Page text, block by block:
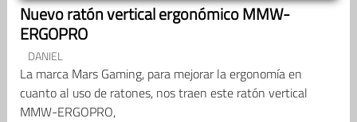
Nuevo ratón vertical ergonómico MMW-
ERGOPRO
DANIEL
La marca Mars Gaming, para mejorar la ergonomía en
cuanto al uso de ratones, nos traen este ratón vertical
MMW-ERGOPRO,